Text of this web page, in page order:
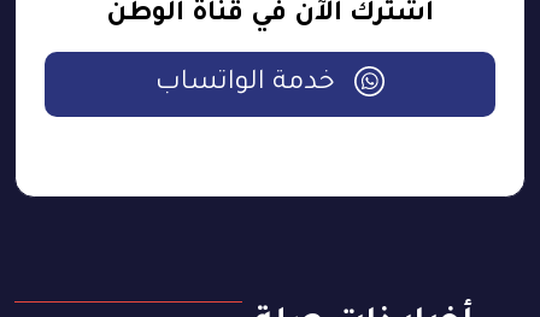
اشترك الآن في قناة الوطن
خدمة الواتساب